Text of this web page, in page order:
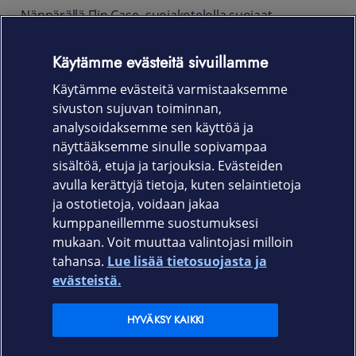
Näppärällä Flip Case -suojakotelolla suojaat
nahkaisessa kotelossa on iso tasku sekä kolme
luottokorttipaikkaa, ja se on yhteensopiva Samsung
Galaxy S25 Edge -puhelimen kanssa.
Tuotekoodi
650-3332
Elisa.fi
Käytämme evästeitä sivuillamme
Käytämme evästeitä varmistaaksemme
sivuston sujuvan toiminnan,
analysoidaksemme sen käyttöä ja
näyttääksemme sinulle sopivampaa
sisältöä, etuja ja tarjouksia. Evästeiden
avulla kerättyjä tietoja, kuten selaintietoja
ja ostotietoja, voidaan jakaa
kumppaneillemme suostumuksesi
mukaan. Voit muuttaa valintojasi milloin
tahansa. Lue lisää tietosuojasta ja
evästeistä.
HYVÄKSY KAIKKI